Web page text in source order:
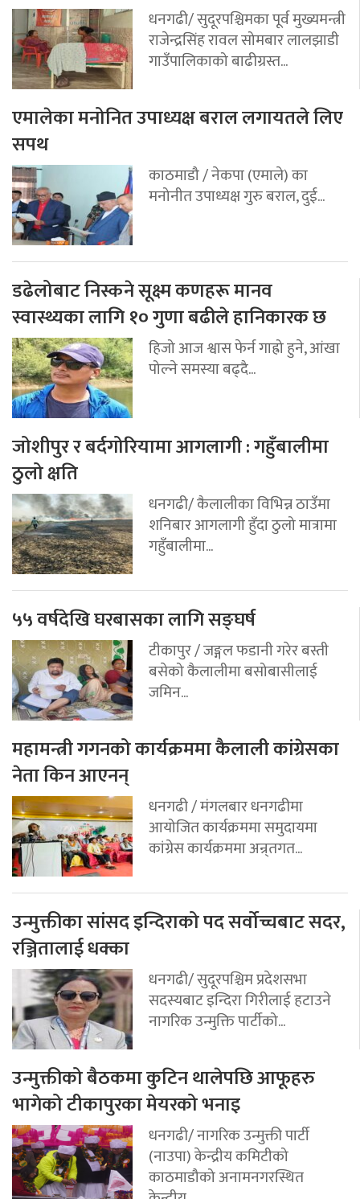
धनगढी/ सुदूरपश्चिमका पूर्व मुख्यमन्त्री
राजेन्द्रसिंह रावल सोमबार लालझाडी
गाउँपालिकाको बाढीग्रस्त...
एमालेका मनोनित उपाध्यक्ष बराल लगायतले लिए
सपथ
काठमाडौ / नेकपा (एमाले) का
मनोनीत उपाध्यक्ष गुरु बराल, दुई...
डढेलोबाट निस्कने सूक्ष्म कणहरू मानव
स्वास्थ्यका लागि १० गुणा बढीले हानिकारक छ
हिजो आज श्वास फेर्न गाह्रो हुने, आंखा
पोल्ने समस्या बढ्दै...
जोशीपुर र बर्दगोरियामा आगलागी : गहुँबालीमा
ठुलो क्षति
धनगढी/ कैलालीका विभिन्न ठाउँमा
शनिबार आगलागी हुँदा ठुलो मात्रामा
गहुँबालीमा...
५५ वर्षदेखि घरबासका लागि सङ्घर्ष
टीकापुर / जङ्गल फडानी गरेर बस्ती
बसेको कैलालीमा बसोबासीलाई
जमिन...
महामन्त्री गगनको कार्यक्रममा कैलाली कांग्रेसका
नेता किन आएनन्
धनगढी / मंगलबार धनगढीमा
आयोजित कार्यक्रममा समुदायमा
कांग्रेस कार्यक्रममा अन्र्तगत...
उन्मुक्तीका सांसद इन्दिराको पद सर्वोच्चबाट सदर,
रञ्जितालाई धक्का
धनगढी/ सुदूरपश्चिम प्रदेशसभा
सदस्यबाट इन्दिरा गिरीलाई हटाउने
नागरिक उन्मुक्ति पार्टीको...
उन्मुक्तीको बैठकमा कुटिन थालेपछि आफूहरु
भागेको टीकापुरका मेयरको भनाइ
धनगढी/ नागरिक उन्मुक्ती पार्टी
(नाउपा) केन्द्रीय कमिटीको
काठमाडौको अनामनगरस्थित